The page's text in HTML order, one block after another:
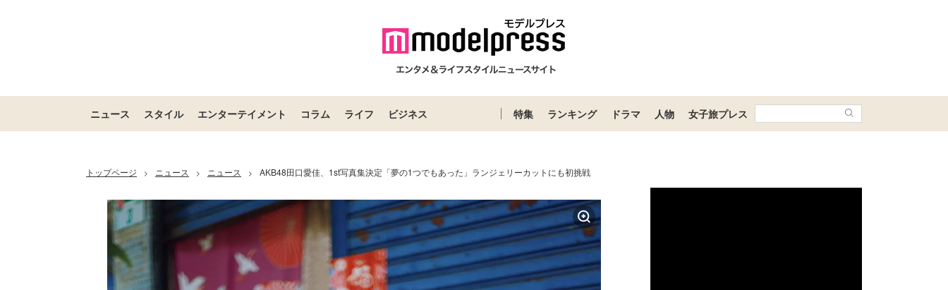
ニュース スタイル エンターテイメント コラム ライフ ビジネス 特集 ランキング ドラマ 人物 女子旅プレス
トップページ > ニュース > ニュース > AKB48田口愛佳、1st写真集決定「夢の1つでもあった」ランジェリーカットにも初挑戦